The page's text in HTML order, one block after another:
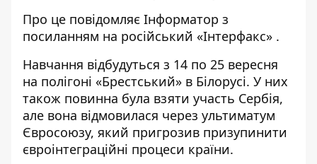
Про це повідомляє Інформатор з
посиланням на російський «Інтерфакс» .
Навчання відбудуться з 14 по 25 вересня
на полігоні «Брестський» в Білорусі. У них
також повинна була взяти участь Сербія,
але вона відмовилася через ультиматум
Євросоюзу, який пригрозив призупинити
євроінтеграційні процеси країни.